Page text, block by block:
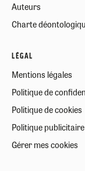
Auteurs
Charte
LÉGAL
Mentions légales
Politique de
Politique de cookies
Politique publicitaire
Gérer mes cookies